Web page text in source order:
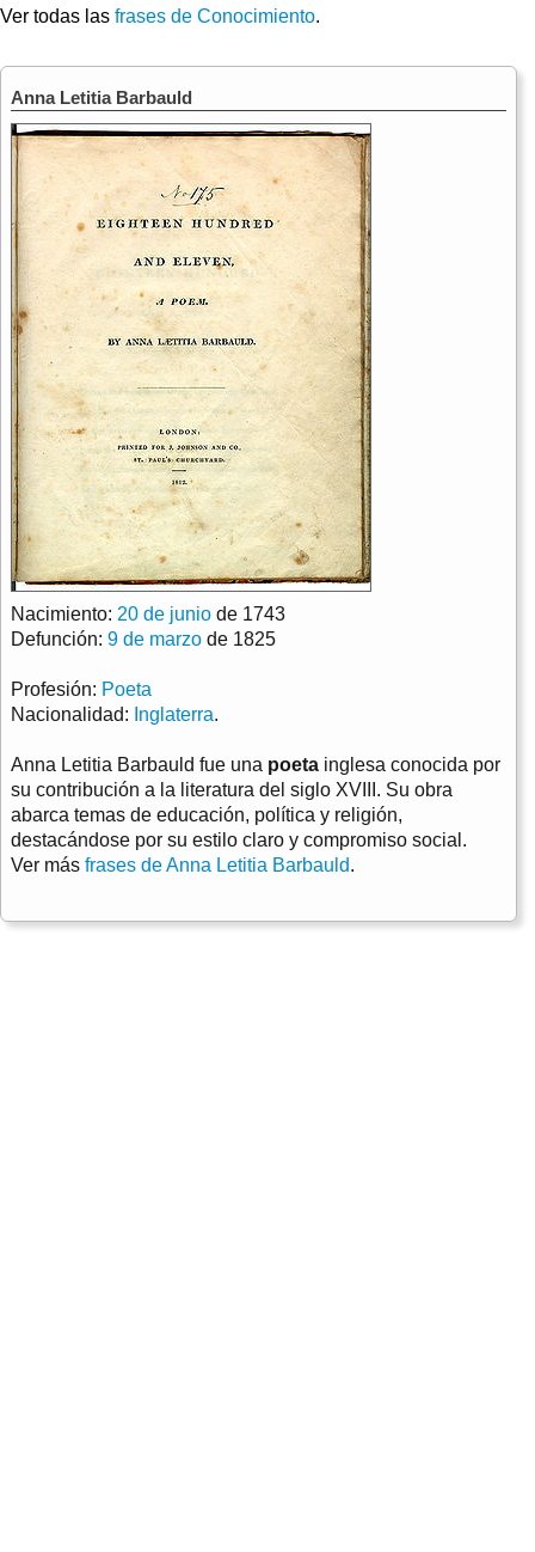
Ver todas las frases de Conocimiento.
Anna Letitia Barbauld
Nacimiento: 20 de junio de 1743
Defunción: 9 de marzo de 1825
Profesión: Poeta
Nacionalidad: Inglaterra.
Anna Letitia Barbauld fue una poeta inglesa conocida por
su contribución a la literatura del siglo XVIII. Su obra
abarca temas de educación, política y religión,
destacándose por su estilo claro y compromiso social.
Ver más frases de Anna Letitia Barbauld.